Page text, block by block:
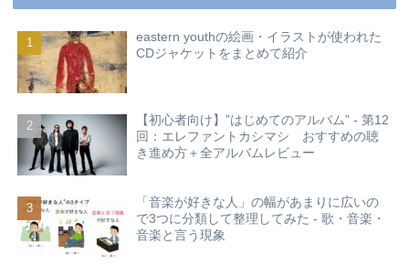
eastern youthの絵画・イラストが使われた
CDジャケットをまとめて紹介
【初心者向け】”はじめてのアルバム” - 第12
回：エレファントカシマシ おすすめの聴
き進め方＋全アルバムレビュー
「音楽が好きな人」の幅があまりに広いの
で3つに分類して整理してみた - 歌・音楽・
音楽と言う現象